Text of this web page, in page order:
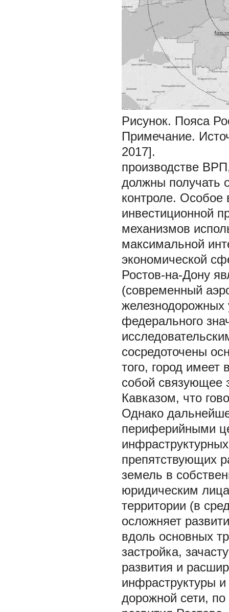
Рисунок. Пояса
Примечание.
2017].
производстве
должны получать
контроле.
инвестиционной
механизмов
максимальной
экономической
Ростов-на-Дону
(современный
железнодорожных
федерального
сосредоточены
того, город имеет
собой связующее
Кавказом, что
Однако
периферийными
препятствующих
земель в
юридическим
территории (в
осложняет
вдоль основных
застройка,
развития и
инфраструктуры
дорожной сети,